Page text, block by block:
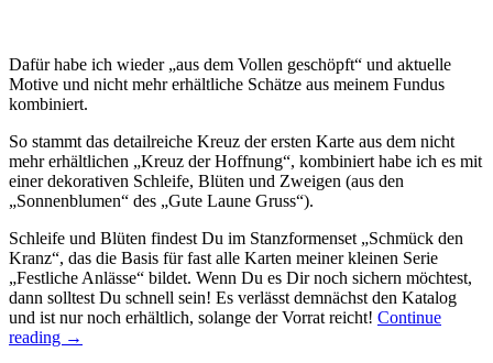
Dafür habe ich wieder „aus dem Vollen geschöpft“ und aktuelle
Motive und nicht mehr erhältliche Schätze aus meinem Fundus
kombiniert.
So stammt das detailreiche Kreuz der ersten Karte aus dem nicht
mehr erhältlichen „Kreuz der Hoffnung“, kombiniert habe ich es mit
einer dekorativen Schleife, Blüten und Zweigen (aus den
„Sonnenblumen“ des „Gute Laune Gruss“).
Schleife und Blüten findest Du im Stanzformenset „Schmück den
Kranz“, das die Basis für fast alle Karten meiner kleinen Serie
„Festliche Anlässe“ bildet. Wenn Du es Dir noch sichern möchtest,
dann solltest Du schnell sein! Es verlässt demnächst den Katalog
und ist nur noch erhältlich, solange der Vorrat reicht! Continue
reading „Festliche
→